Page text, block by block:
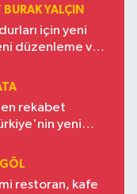
YALÇIN
için yeni
düzenleme ve
rekabet
yeni
restoran, kafe